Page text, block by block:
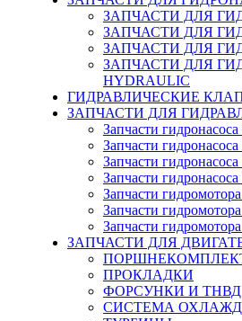
ЗАПЧАСТИ ДЛЯ
ЗАПЧАСТИ ДЛЯ
ЗАПЧАСТИ ДЛЯ
ЗАПЧАСТИ ДЛЯ
HYDRAULIC
ГИДРАВЛИЧЕСКИЕ
ЗАПЧАСТИ ДЛЯ
Запчасти
Запчасти
Запчасти
Запчасти
Запчасти
Запчасти
Запчасти
ЗАПЧАСТИ ДЛЯ
ПРОКЛАДКИ
ФОРСУНКИ И ТНВД
СИСТЕМА